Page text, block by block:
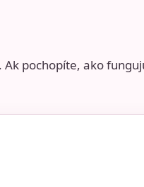
pochopíte, ako